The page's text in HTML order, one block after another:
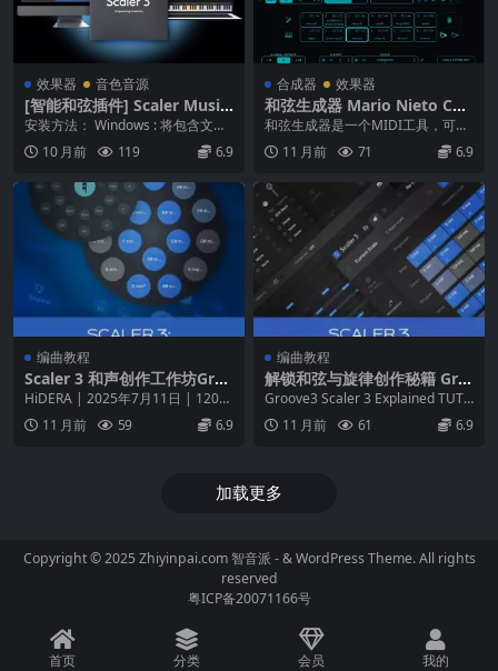
效果器 音色音源
[智能和弦插件] Scaler Music
Scaler 3 v3.1.2 [WiN MacOS
X]
安装方法： Windows : 将包含文件
“8ee6df9696d67d1fcf...
10 月前 119 6.9
合成器 效果器
和弦生成器 Mario Nieto Cho
rd Generator 1.1.1 WiN MA
C
和弦生成器是一个MIDI工具，可以
生成具有意想不到的神奇变化的和
弦。 轻松的和谐...
11 月前 71 6.9
编曲教程
Scaler 3 和声创作工作坊Gro
ove3 Scaler 3 Harmony Wo
rkshop
HiDERA | 2025年7月11日 | 120
MB 👉 官网链接 🎶 解锁...
11 月前 59 6.9
编曲教程
解锁和弦与旋律创作秘籍 Gro
ove3 Scaler 3 Explained
Groove3 Scaler 3 Explained TUTO
RIAL 是一款针...
11 月前 61 6.9
加载更多
Copyright © 2025 Zhiyinpai.com智音派 - & WordPress Theme. All rights
reserved
粤ICP备20071166号
首页 分类 会员 我的